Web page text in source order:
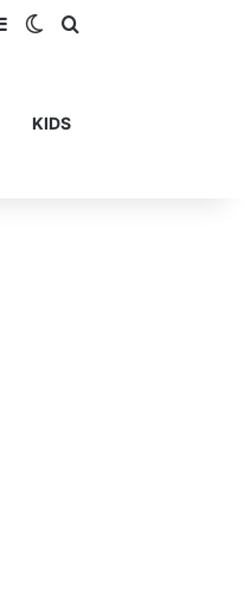
Sidebar (barre latérale)
Switch skin
KIDS